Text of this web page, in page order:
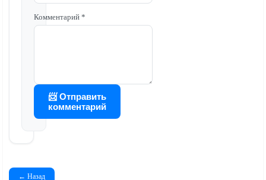
Комментарий *
📨 Отправить
комментарий
← Назад